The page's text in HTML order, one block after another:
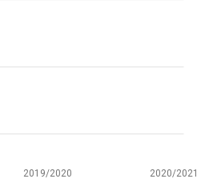
2019/2020 2020/2021